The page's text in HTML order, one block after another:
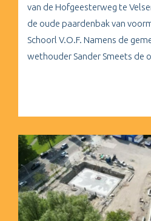
van de Hofgeesterweg te
de oude paardenbak van
Schoorl V.O.F. Namens de
wethouder Sander Smeets de